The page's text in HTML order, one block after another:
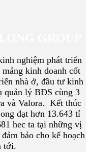
nghiệm phát triển
kinh doanh cốt
nhà ở, đầu tư kinh
quản lý BĐS cùng 3
và Valora. Kết thúc
đạt hơn 13.643 tỉ
hec ta tại những vị
bảo cho kế hoạch
tới.